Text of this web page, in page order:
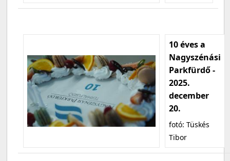
10 éves a
Nagyszénási
Parkfürdő -
2025.
december
20.
fotó: Tüskés
Tibor